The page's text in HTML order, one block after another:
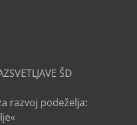
ŠD
razvoj podeželja: